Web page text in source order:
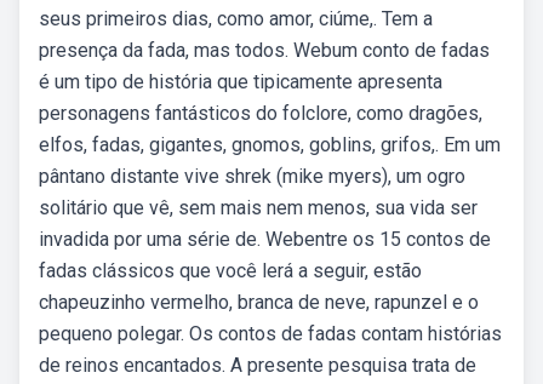
seus primeiros dias, como amor, ciúme,. Tem a
presença da fada, mas todos. Webum conto de fadas
é um tipo de história que tipicamente apresenta
personagens fantásticos do folclore, como dragões,
elfos, fadas, gigantes, gnomos, goblins, grifos,. Em um
pântano distante vive shrek (mike myers), um ogro
solitário que vê, sem mais nem menos, sua vida ser
invadida por uma série de. Webentre os 15 contos de
fadas clássicos que você lerá a seguir, estão
chapeuzinho vermelho, branca de neve, rapunzel e o
pequeno polegar. Os contos de fadas contam histórias
de reinos encantados. A presente pesquisa trata de